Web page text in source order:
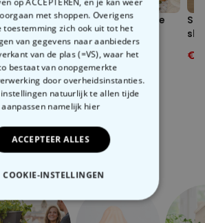
met
Temperatuurgevoelige
Heksenketel Mok
€ 19,99€ 29,99 €
categorie
categorie met ongewone dingen
met shoppen. Overigens
toestemming zich ook uit tot het
van gegevens naar aanbieders
van de plas (=VS), waar het
bestaat van onopgemerkte
door overheidsinstanties.
instellingen natuurlijk te allen tijde
aanpassen namelijk hier
ACCEPTEER ALLES
COOKIE-INSTELLINGEN